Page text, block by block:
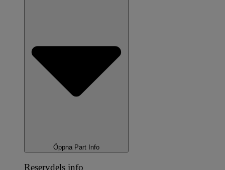
Öppna Part Info
Reservdels info